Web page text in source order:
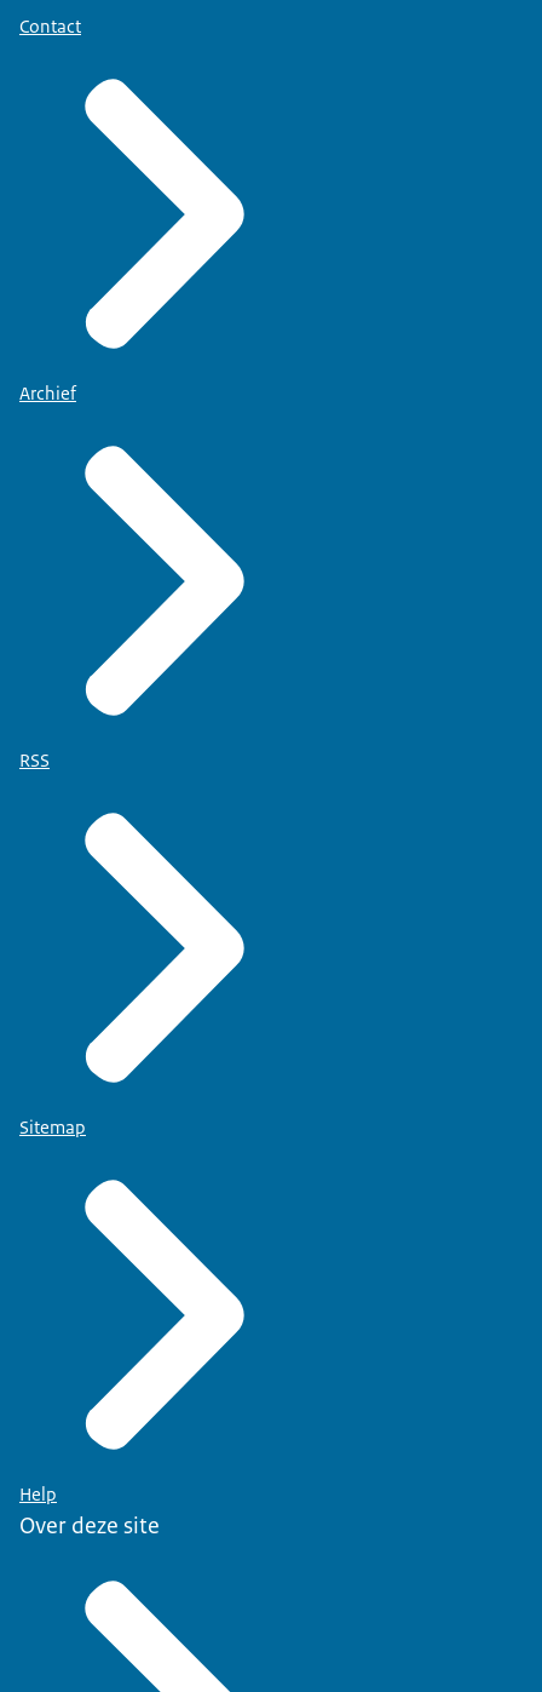
Contact
Archief
RSS
Sitemap
Help
Over deze site